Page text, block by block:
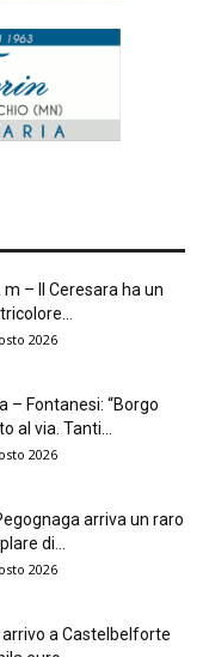
– Il Ceresara ha un
2026
– Fontanesi: “Borgo
al via. Tanti...
2026
arriva un raro
di...
2026
a Castelbelforte